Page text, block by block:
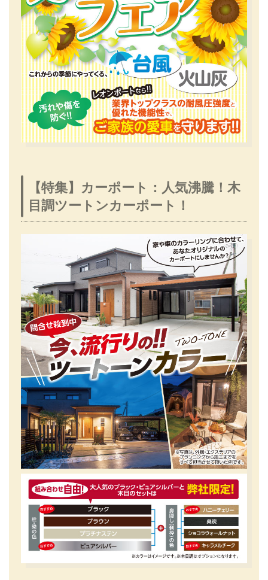
【特集】カーポート：人気沸騰！木
目調ツートンカーポート！